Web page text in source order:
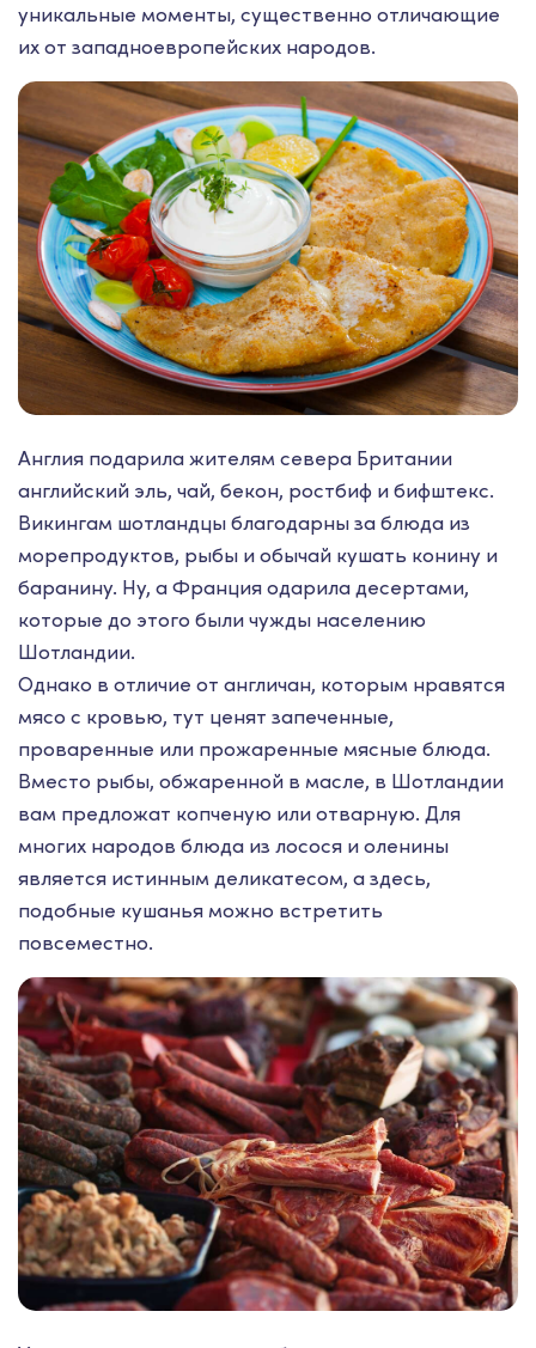
уникальные моменты, существенно отличающие
их от западноевропейских народов.
Англия подарила жителям севера Британии
английский эль, чай, бекон, ростбиф и бифштекс.
Викингам шотландцы благодарны за блюда из
морепродуктов, рыбы и обычай кушать конину и
баранину. Ну, а Франция одарила десертами,
которые до этого были чужды населению
Шотландии.
Однако в отличие от англичан, которым нравятся
мясо с кровью, тут ценят запеченные,
проваренные или прожаренные мясные блюда.
Вместо рыбы, обжаренной в масле, в Шотландии
вам предложат копченую или отварную. Для
многих народов блюда из лосося и оленины
является истинным деликатесом, а здесь,
подобные кушанья можно встретить
повсеместно.